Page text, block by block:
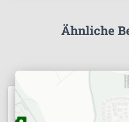
Ähnliche